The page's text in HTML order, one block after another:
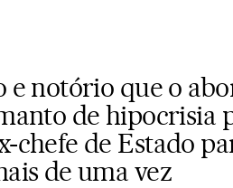
e notório que o
de hipocrisia
chefe de Estado
de uma vez